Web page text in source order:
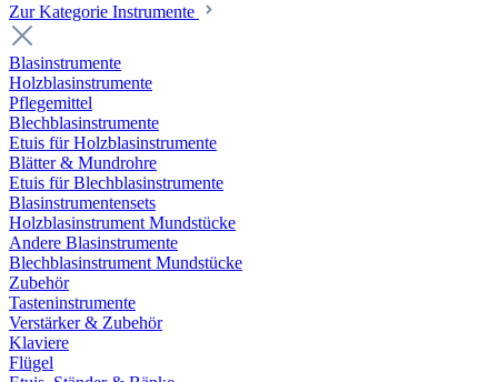
Zur Kategorie Instrumente
Blasinstrumente
Holzblasinstrumente
Pflegemittel
Blechblasinstrumente
Etuis für Holzblasinstrumente
Blätter & Mundrohre
Etuis für Blechblasinstrumente
Blasinstrumentensets
Holzblasinstrument Mundstücke
Andere Blasinstrumente
Blechblasinstrument Mundstücke
Zubehör
Tasteninstrumente
Verstärker & Zubehör
Klaviere
Flügel